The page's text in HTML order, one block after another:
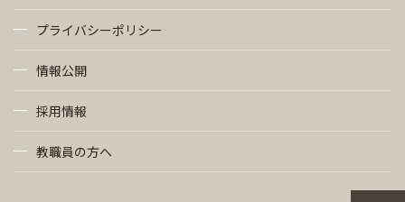
プライバシーポリシー
情報公開
採用情報
教職員の方へ